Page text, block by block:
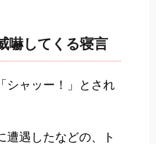
嚇してくる寝言
シャッー！」とされ
遭遇したなどの、ト